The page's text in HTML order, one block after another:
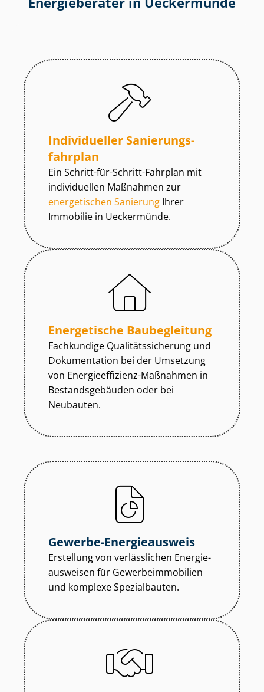
Individueller Sa­nie­rungs­
fahr­plan
Ein Schritt-für-Schritt-Fahrplan mit
individuellen Maßnahmen zur
energetischen Sanierung Ihrer
Immobilie in Ueckermünde.
Energetische Baubegleitung
Fachkundige Qua­li­täts­si­che­rung und
Dokumentation bei der Umsetzung
von En­er­gie­ef­fi­zi­enz-Maßnahmen in
Be­stands­ge­bäu­den oder bei
Neubauten.
Gewerbe-Energieausweis
Erstellung von verlässlichen En­er­gie­
aus­wei­sen für Ge­wer­be­im­mo­bi­li­en
und komplexe Spezialbauten.